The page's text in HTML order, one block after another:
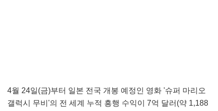
4월 24일(금)부터 일본 전국 개봉 예정인 영화 '슈퍼 마리오
갤럭시 무비'의 전 세계 누적 흥행 수익이 7억 달러(약 1,188